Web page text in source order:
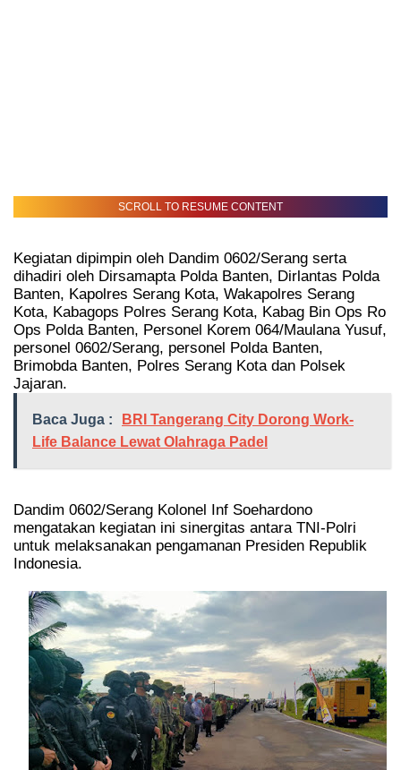
SCROLL TO RESUME CONTENT
Kegiatan dipimpin oleh Dandim 0602/Serang serta
dihadiri oleh Dirsamapta Polda Banten, Dirlantas Polda
Banten, Kapolres Serang Kota, Wakapolres Serang
Kota, Kabagops Polres Serang Kota, Kabag Bin Ops Ro
Ops Polda Banten, Personel Korem 064/Maulana Yusuf,
personel 0602/Serang, personel Polda Banten,
Brimobda Banten, Polres Serang Kota dan Polsek
Jajaran.
Baca Juga :
BRI Tangerang City Dorong Work-
Life Balance Lewat Olahraga Padel
Dandim 0602/Serang Kolonel Inf Soehardono
mengatakan kegiatan ini sinergitas antara TNI-Polri
untuk melaksanakan pengamanan Presiden Republik
Indonesia.